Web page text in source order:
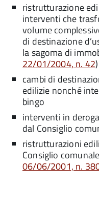
ristrutturazione
interventi che
volume
di destinazione
la sagoma di
22/01/2004, n. 42)
cambi di
edilizie nonché
bingo
interventi in
dal Consiglio
ristrutturazioni
Consiglio
06/06/2001, n.